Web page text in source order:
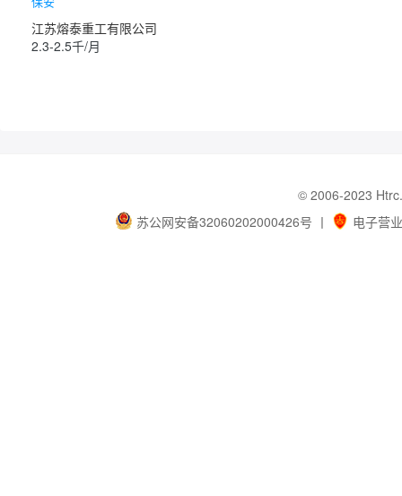
江苏熔泰重工有限公司
2.3-2.5千/月
© 2006-2023
苏公网安备32060202000426号 丨 电子营